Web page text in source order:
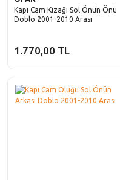
Kapı Cam Kızağı Sol Önün Önü
Doblo 2001-2010 Arası
1.770,00 TL